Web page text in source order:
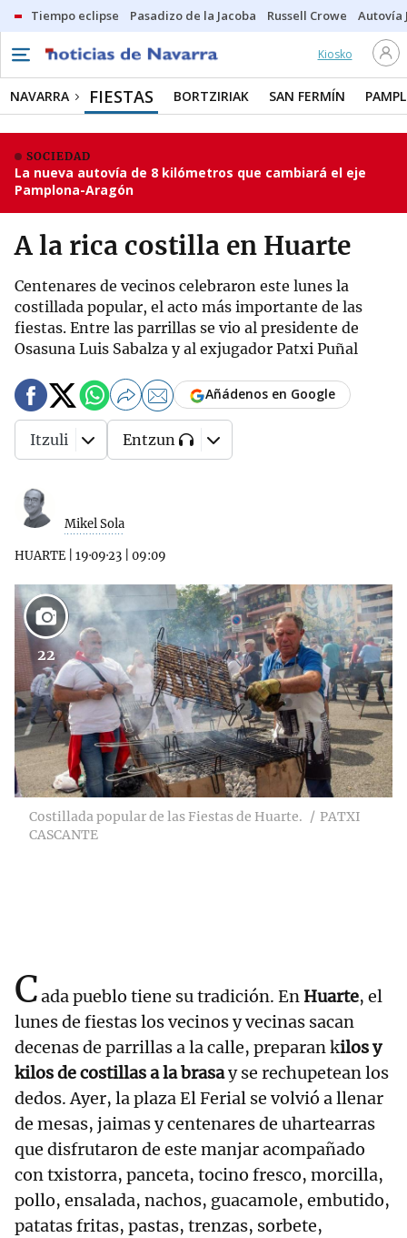
Tiempo eclipse Pasadizo de la Jacoba Russell Crowe Autovía
Kiosko
NAVARRA FIESTAS BORTZIRIAK SAN FERMÍN
SOCIEDAD
La nueva autovía de 8 kilómetros que cambiará el eje
Pamplona-Aragón
A la rica costilla en Huarte
Centenares de vecinos celebraron este lunes la
costillada popular, el acto más importante de las
fiestas. Entre las parrillas se vio al presidente de
Osasuna Luis Sabalza y al exjugador Patxi Puñal
Mikel Sola
HUARTE 19·09·23 09:09
Añádenos en Google
Itzuli Entzun
22
Costillada popular de las Fiestas de Huarte.
PATXI
CASCANTE
Cada pueblo tiene su tradición. En Huarte, el
lunes de fiestas los vecinos y vecinas sacan
decenas de parrillas a la calle, preparan kilos y
kilos de costillas a la brasay se rechupetean los
dedos. Ayer, la plaza El Ferial se volvió a llenar
de mesas, jaimas y centenares de uhartearras
que disfrutaron de este manjar acompañado
con txistorra, panceta, tocino fresco, morcilla,
pollo, ensalada, nachos, guacamole, embutido,
patatas fritas, pastas, trenzas, sorbete,